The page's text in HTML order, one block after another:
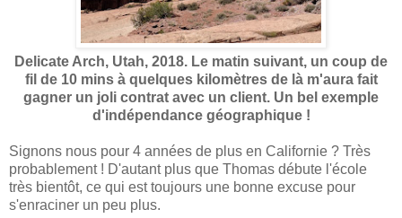
Delicate Arch, Utah, 2018. Le matin suivant, un coup de
fil de 10 mins à quelques kilomètres de là m'aura fait
gagner un joli contrat avec un client. Un bel exemple
d'indépendance géographique !
Signons nous pour 4 années de plus en Californie ? Très
probablement ! D'autant plus que Thomas débute l'école
très bientôt, ce qui est toujours une bonne excuse pour
s'enraciner un peu plus.